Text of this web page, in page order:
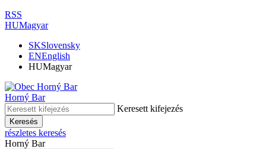
RSS
HUMagyar
SKSlovensky
ENEnglish
HUMagyar
Horný Bar
Keresett kifejezés
Keresés
részletes keresés
Horný Bar